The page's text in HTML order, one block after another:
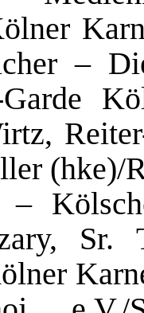
–
Garde
(hke)/
–